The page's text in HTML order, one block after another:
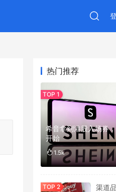
热门推荐
希音拿到港股入场券
开始
1.5k
渠道